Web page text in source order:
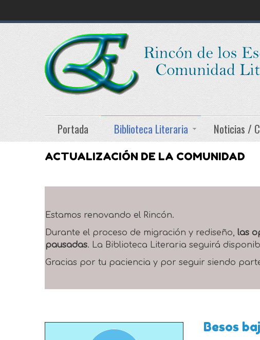
Portada Biblioteca Literaria Noticias /
ACTUALIZACIÓN DE LA COMUNIDAD
Estamos renovando el Rincón.
Durante el proceso de migración y rediseño, las
pausadas. La Biblioteca Literaria seguirá
Gracias por tu paciencia y por seguir siendo
Besos